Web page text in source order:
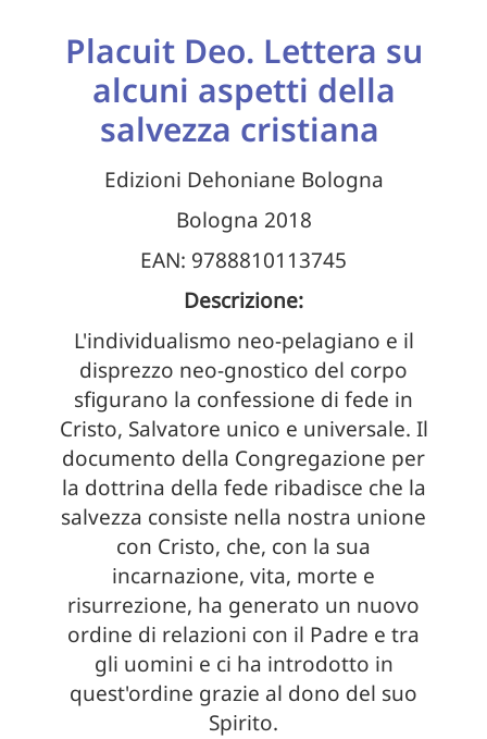
Placuit Deo. Lettera su
alcuni aspetti della
salvezza cristiana
Edizioni Dehoniane Bologna
Bologna 2018
EAN: 9788810113745
Descrizione:
L'individualismo neo-pelagiano e il
disprezzo neo-gnostico del corpo
sfigurano la confessione di fede in
Cristo, Salvatore unico e universale. Il
documento della Congregazione per
la dottrina della fede ribadisce che la
salvezza consiste nella nostra unione
con Cristo, che, con la sua
incarnazione, vita, morte e
risurrezione, ha generato un nuovo
ordine di relazioni con il Padre e tra
gli uomini e ci ha introdotto in
quest'ordine grazie al dono del suo
Spirito.